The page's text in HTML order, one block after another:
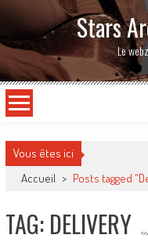
Stars
Le
Vous êtes ici
Accueil > Posts tagged
TAG: DELIVERY